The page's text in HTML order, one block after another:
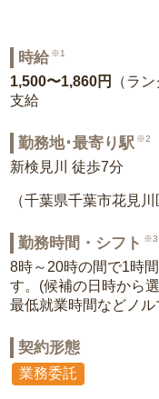
時給 ※1
1,500〜1,860円
（ラ
支給
勤務地･最寄り駅 ※2
新検見川 徒歩7分
（千葉県千葉市花見川
勤務時間・シフト ※3
8時～20時の間で1時
す。(候補の日時から
最低就業時間などノル
契約形態
業務委託